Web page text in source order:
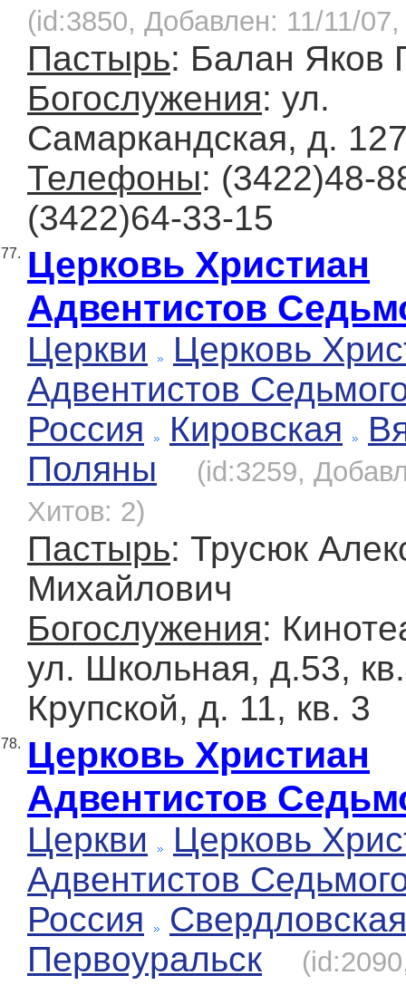
(id:3850, Добавлен: 11/11/
Пастырь: Балан Яков
Богослужения: ул.
Самаркандская, д.
Телефоны: (3422)48-
(3422)64-33-15
77. Церковь Христиан
Адвентистов
Церкви
Церковь
Адвентистов
Россия
Кировская
Поляны
(id:3259,
Хитов: 2)
Пастырь: Трусюк
Михайлович
Богослужения:
ул. Школьная, д.53,
Крупской, д. 11, кв. 3
78. Церковь Христиан
Адвентистов
Церкви
Церковь
Адвентистов
Россия
Свердловская
Первоуральск